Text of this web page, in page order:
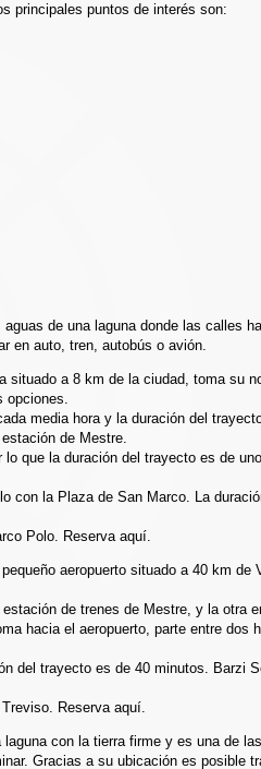
principales puntos de interés son:
de una laguna donde las calles
en auto, tren, autobús o avión.
situado a 8 km de la ciudad, toma su
opciones.
media hora y la duración del
de Mestre.
que la duración del trayecto es de
con la Plaza de San Marco. La
Polo. Reserva aquí.
aeropuerto situado a 40 km de
de trenes de Mestre, y la otra
hacia el aeropuerto, parte entre dos
del trayecto es de 40 minutos. Barzi
Reserva aquí.
con la tierra firme y es una de
Gracias a su ubicación es posible